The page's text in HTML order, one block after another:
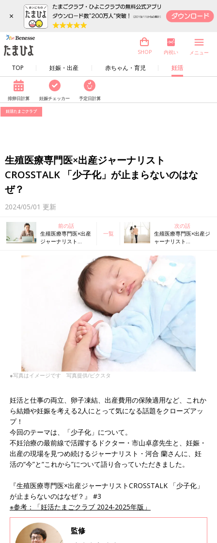
×
TOP 妊娠・出産 赤ちゃん・育児 妊活
SHOP 内祝い メニュー
排卵日計算 妊娠チェッカー 予定日計算
妊活たまごクラブ
生殖医療専門医×出産ジャーナリスト
CROSSTALK 「少子化」が止まらないのはな
ぜ？
2024/05/01 更新
前の話
生殖医療専門医×出産
ジャーナリスト
一覧
次の話
生殖医療専門医×出産ジ
ャーナリスト
将来」はどうなる？
●写真はイメージです 写真提供/ピクスタ
妊活と仕事の両立、卵子凍結、出産費用の保険適用など、これか
ら結婚や妊娠を考える2人にとって気になる話題をクローズアッ
プ！
今回のテーマは、「少子化」について。
不妊治療の最前線で活躍するドクター・市山卓彦先生と、妊娠・
出産の現場を見つめ続けるジャーナリスト・河合 蘭さんに、妊
活の“今”と“これから”について語り合っていただきました。
『生殖医療専門医×出産ジャーナリストCROSSTALK 「少子化」
が止まらないのはなぜ？』 #3
※参考：「妊活たまごクラブ 2024-2025年版」
監修